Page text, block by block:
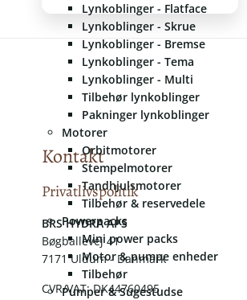
Lynkoblinger - Flatface
Lynkoblinger - Skrue
Lynkoblinger - Bremse
Lynkoblinger - Tema
Lynkoblinger - Multi
Tilbehør lynkoblinger
Pakninger lynkoblinger
Motorer
Orbitmotorer
Stempelmotorer
Tandhjulsmotorer
Tilbehør & reservedele
Powerpacks
Mini power packs
Motor & pumpe enheder
Tilbehør
Pumper & Sugestudse
Kontakt
Privatlivspolitik
​​BRS HYDRA APS
Bøgballevej 41
7171 Uldum - Danmark
CVR/VAT: DK44760495